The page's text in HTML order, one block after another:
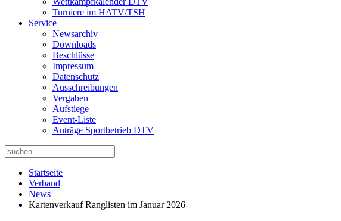
Turniere im HATV/TSH
Service
Newsarchiv
Downloads
Beschlüsse
Impressum
Datenschutz
Ausschreibungen
Vergaben
Aufstiege
Event-Liste
Anträge Sportbetrieb DTV
Startseite
Verband
News
Kartenverkauf Ranglisten im Januar 2026